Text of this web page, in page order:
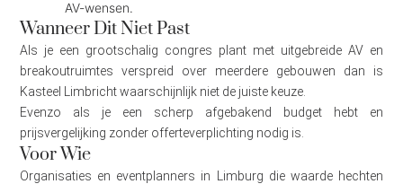
AV-wensen.
Wanneer Dit Niet Past
Als je een grootschalig congres plant met uitgebreide AV en
breakoutruimtes verspreid over meerdere gebouwen dan is
Kasteel Limbricht waarschijnlijk niet de juiste keuze.
Evenzo als je een scherp afgebakend budget hebt en
prijsvergelijking zonder offerteverplichting nodig is.
Voor Wie
Organisaties en eventplanners in Limburg die waarde hechten